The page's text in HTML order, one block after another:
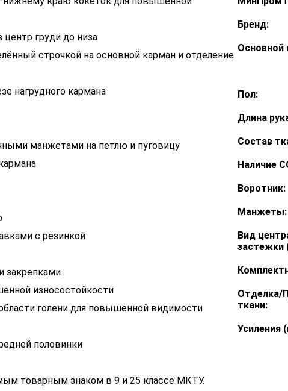
груди до низа
строчкой на основной карман и отделение
нагрудного кармана
манжетами на петлю и пуговицу
с резинкой
закрепками
износостойкости
голени для повышенной видимости
половинки
товарным знаком в 9 и 25 классе МКТУ.
Бренд:
Основной
Пол:
Длина
Состав
Наличие
Воротник:
Манжеты:
Вид
застежки
Отделка/
ткани:
Усиления